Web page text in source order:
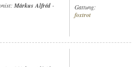
Márkus Alfréd -
Gattung:
foxtrot